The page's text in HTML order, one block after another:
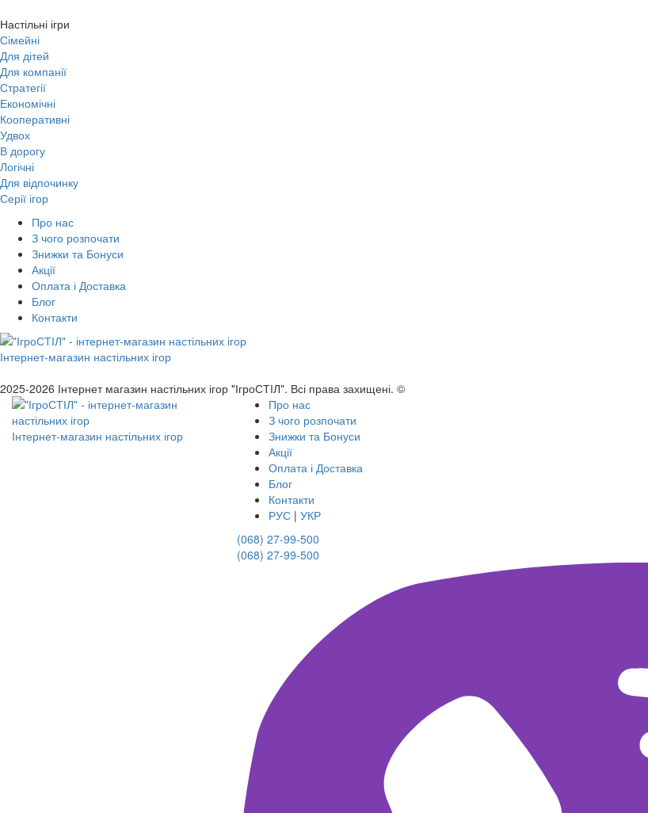
Настільні ігри
Сімейні
Для дітей
Для компанії
Стратегії
Економічні
Кооперативні
Удвох
В дорогу
Логічні
Для відпочинку
Серії ігор
Про нас
З чого розпочати
Знижки та Бонуси
Акції
Оплата і Доставка
Блог
Контакти
Інтернет-магазин настільних ігор
2025-2026 Інтернет магазин настільних ігор "ІгроСТІЛ". Всі права захищені. ©
Інтернет-магазин настільних ігор
Про нас
З чого розпочати
Знижки та Бонуси
Акції
Оплата і Доставка
Блог
Контакти
РУС | УКР
(068) 27-99-500
(068) 27-99-500